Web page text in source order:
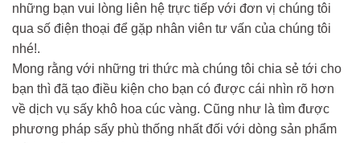
những bạn vui lòng liên hệ trực tiếp với đơn vị chúng tôi
qua số điện thoại để gặp nhân viên tư vấn của chúng tôi
nhé!.
Mong rằng với những tri thức mà chúng tôi chia sẻ tới cho
bạn thì đã tạo điều kiện cho bạn có được cái nhìn rõ hơn
về dịch vụ sấy khô hoa cúc vàng. Cũng như là tìm được
phương pháp sấy phù thống nhất đối với dòng sản phẩm